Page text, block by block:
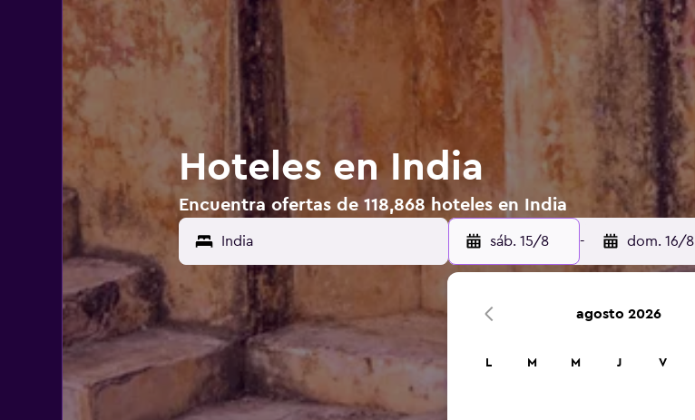
Hoteles en India
Encuentra ofertas de 118,868 hoteles en India
sáb. 15/8 - dom. 16/8
agosto 2026
L M M J V